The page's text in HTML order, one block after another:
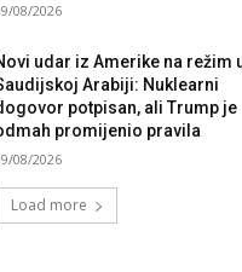
08/2026
udar iz Amerike na režim
Arabiji: Nuklearni
potpisan, ali Trump je
promijenio pravila
08/2026
Load more